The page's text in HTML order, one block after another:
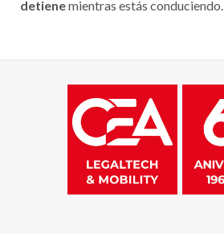
detienemientras estás conduciendo.